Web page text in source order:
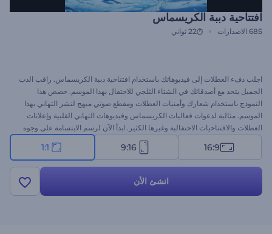
افتتاحية دببة الكريسماس
685 الاصدارات 22 ثواني
اجلب دفء العطلات إلى فيديوهاتك باستخدام افتتاحية دببة الكريسماس. راقب الدب
الجميل يتحد مع أصدقائك في الشتاء الثلجي للاحتفال بهذا الموسم. خصص هذا
النموذج باستخدام شعارك وأمنيات العطلات ومقطع صوتي مبهج لنشر التهاني بهذا
الموسم. مثالية لدعوات فعاليات الكريسماس وفيديوهات التهاني القلبية وإعلانات
العطلات والافتتاحيات الاحتفالية وغيرها الكثير. ابدأ الآن لرسم الابتسامة على وجوه
16:9
9:16
1:1
انشئ الأن